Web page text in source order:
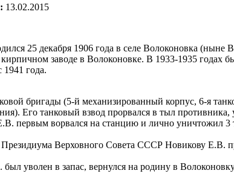
13.02.2015
25 декабря 1906 года в селе Волоконовка
кирпичном заводе в Волоконовке. В 1933-1935 годах
года.
бригады (5-й механизированный корпус, 6-я
Его танковый взвод прорвался в тыл
первым ворвался на станцию и лично уничтожил
Президиума Верховного Совета СССР Новикову Е.В.
уволен в запас, вернулся на родину в